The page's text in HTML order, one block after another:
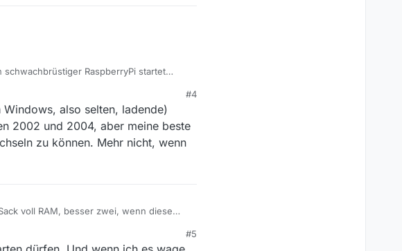
RaspberryPi startet
RAM hast du denn?
#4
also selten, ladende)
2002 und 2004, aber meine beste
zu können. Mehr nicht, wenn
voll RAM, besser zwei, wenn diese
#5